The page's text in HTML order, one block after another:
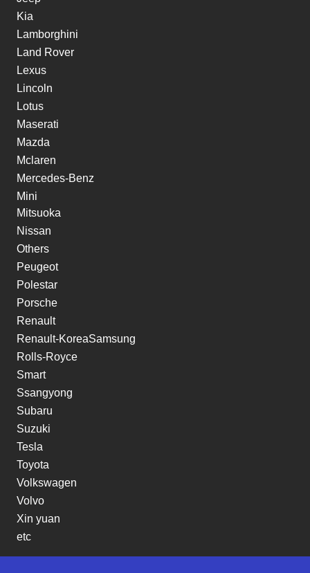
Kia
Lamborghini
Land Rover
Lexus
Lincoln
Lotus
Maserati
Mazda
Mclaren
Mercedes-Benz
Mini
Mitsuoka
Nissan
Others
Peugeot
Polestar
Porsche
Renault
Renault-KoreaSamsung
Rolls-Royce
Smart
Ssangyong
Subaru
Suzuki
Tesla
Toyota
Volkswagen
Volvo
Xin yuan
etc